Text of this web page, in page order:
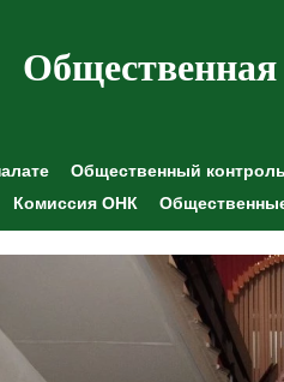
Общественный контроль
Комиссия ОНК